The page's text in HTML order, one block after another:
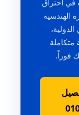
في احتراق
الهندسية
فوراً.